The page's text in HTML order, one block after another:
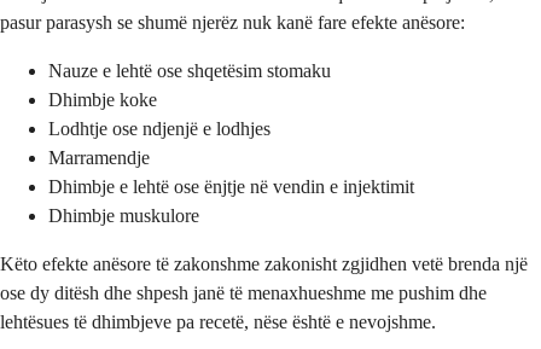
pasur parasysh se shumë njerëz nuk kanë fare efekte anësore:
Nauze e lehtë ose shqetësim stomaku
Dhimbje koke
Lodhtje ose ndjenjë e lodhjes
Marramendje
Dhimbje e lehtë ose ënjtje në vendin e injektimit
Dhimbje muskulore
Këto efekte anësore të zakonshme zakonisht zgjidhen vetë brenda një
ose dy ditësh dhe shpesh janë të menaxhueshme me pushim dhe
lehtësues të dhimbjeve pa recetë, nëse është e nevojshme.